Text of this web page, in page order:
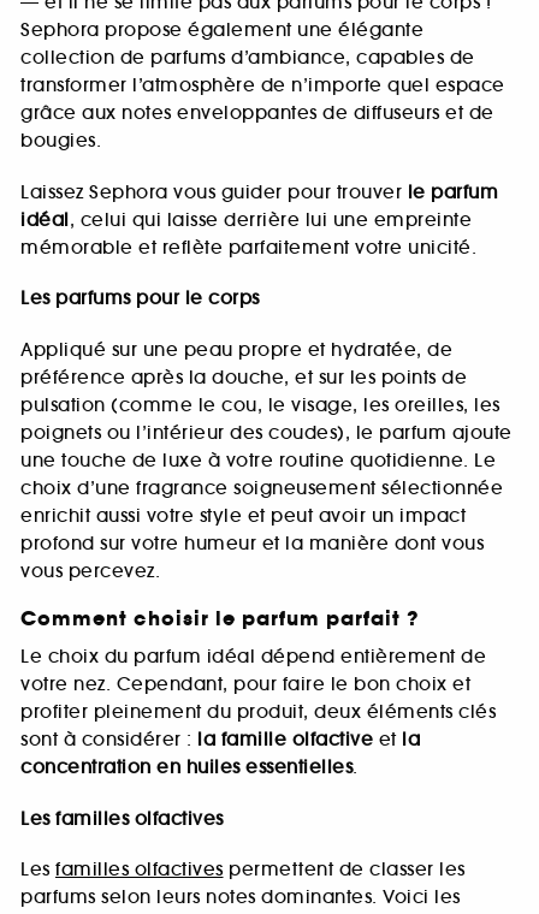
Sephora propose également une élégante
collection de parfums d’ambiance, capables de
transformer l’atmosphère de n’importe quel espace
grâce aux notes enveloppantes de diffuseurs et de
bougies.
Laissez Sephora vous guider pour trouver le parfum
idéal, celui qui laisse derrière lui une empreinte
mémorable et reflète parfaitement votre unicité.
Les parfums pour le corps
Appliqué sur une peau propre et hydratée, de
préférence après la douche, et sur les points de
pulsation (comme le cou, le visage, les oreilles, les
poignets ou l’intérieur des coudes), le parfum ajoute
une touche de luxe à votre routine quotidienne. Le
choix d’une fragrance soigneusement sélectionnée
enrichit aussi votre style et peut avoir un impact
profond sur votre humeur et la manière dont vous
vous percevez.
Comment choisir le parfum parfait ?
Le choix du parfum idéal dépend entièrement de
votre nez. Cependant, pour faire le bon choix et
profiter pleinement du produit, deux éléments clés
sont à considérer : la famille olfactive et la
concentration en huiles essentielles.
Les familles olfactives
Les familles olfactives permettent de classer les
parfums selon leurs notes dominantes. Voici les